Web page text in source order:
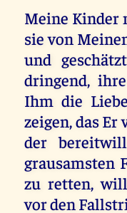
Meine Kinder
sie von
und
dringend,
Ihm die
zeigen, das Er
der
grausamsten
zu retten,
vor den